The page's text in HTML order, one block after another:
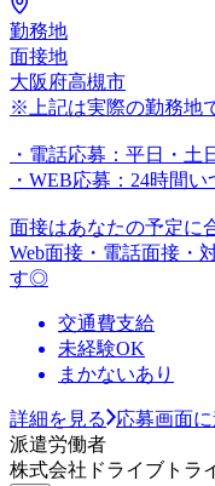
勤務地
面接地
大阪府高槻市
※上記は実際の勤務地
・電話応募：平日・土
・WEB応募：24時間
面接はあなたの予定に
Web面接・電話面接・
す◎
交通費支給
未経験OK
まかないあり
詳細を見る
応募画面
派遣労働者
株式会社ドライブトラ